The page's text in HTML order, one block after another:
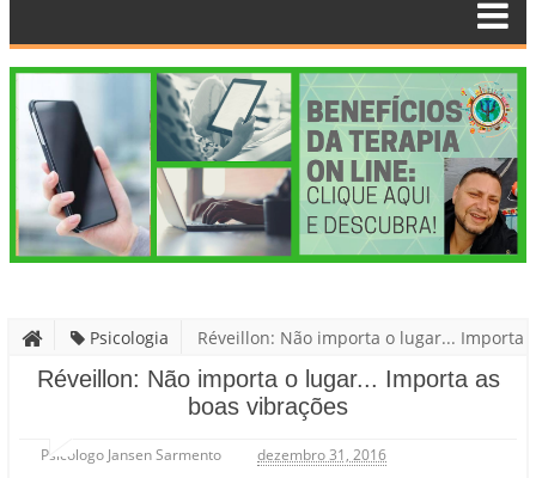
Psicologia
Réveillon: Não importa o lugar... Importa
as boas vibrações
Réveillon: Não importa o lugar... Importa as
boas vibrações
Psicólogo Jansen Sarmento dezembro 31, 2016